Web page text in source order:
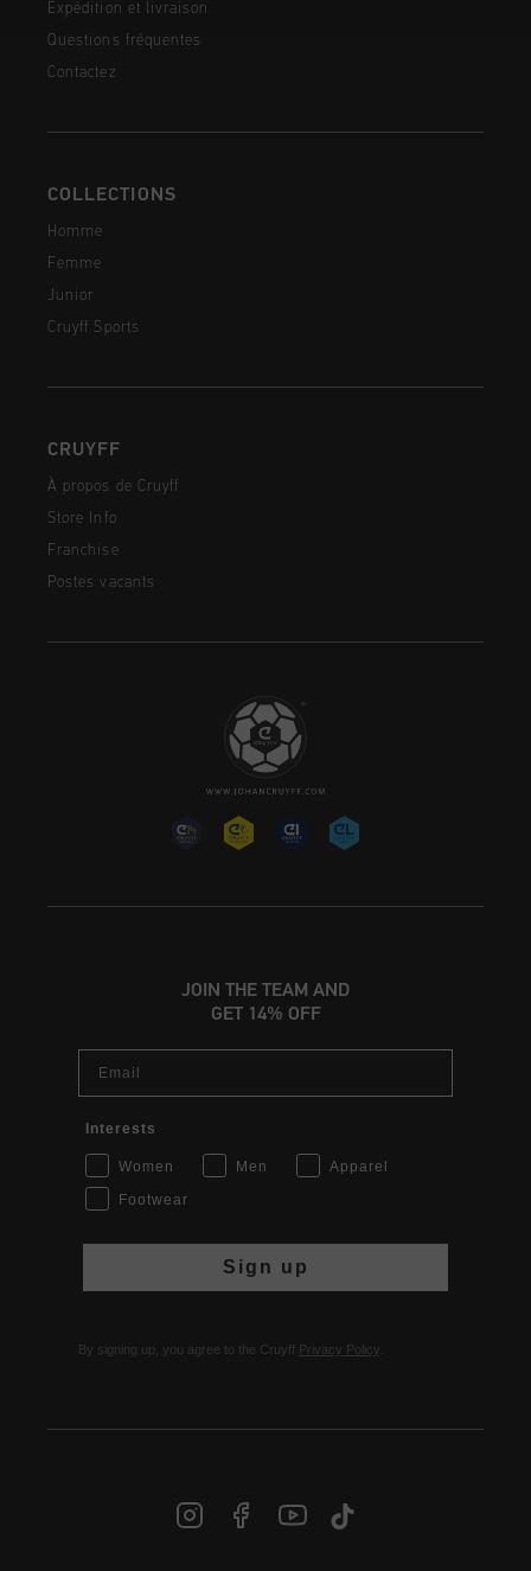
Expédition et livraison
Questions fréquentes
Contactez
COLLECTIONS
Homme
Femme
Junior
Cruyff Sports
CRUYFF
À propos de Cruyff
Store Info
Franchise
Postes vacants
JOIN THE TEAM AND
GET 14% OFF
Interests
Women Men
Apparel
Footwear
Sign up
By signing up, you agree to the Cruyff Privacy Policy